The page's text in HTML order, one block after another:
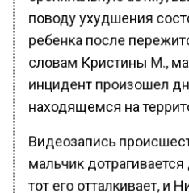
поводу ухудшения
ребенка после
словам Кристины М.,
инцидент произошел
находящемся на
Видеозапись
мальчик дотрагивается
тот его отталкивает, и